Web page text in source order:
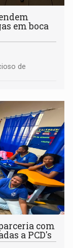
em boca
de
com
a PCD's